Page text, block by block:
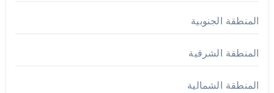
المنطقة الجنوبية
المنطقة الشرقية
المنطقة الشمالية